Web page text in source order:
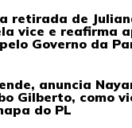
retirada de
vice e reafirma
Governo da
anuncia
Gilberto, como
do PL